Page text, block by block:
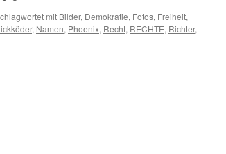
mit Bilder, Demokratie, Fotos, Freiheit,
, Namen, Phoenix, Recht, RECHTE, Richter,